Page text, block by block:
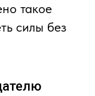
такое
силы без